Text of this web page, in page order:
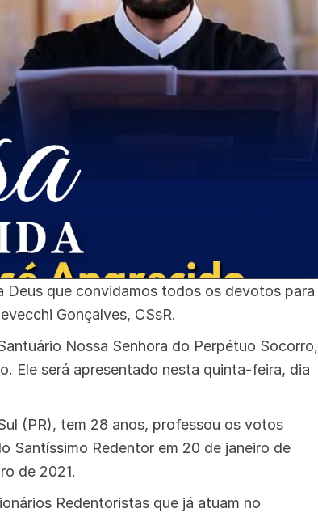
Deus que convidamos todos os devotos para
Gonçalves, CSsR.
Nossa Senhora do Perpétuo Socorro,
Ele será apresentado nesta quinta-feira, dia
(PR), tem 28 anos, professou os votos
Santíssimo Redentor em 20 de janeiro de
de 2021.
Redentoristas que já atuam no